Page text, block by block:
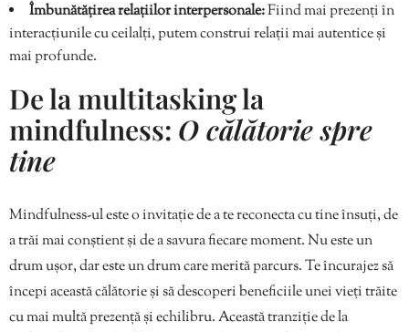
Îmbunătățirea relațiilor interpersonale:Fiind mai prezenți în
interacțiunile cu ceilalți, putem construi relații mai autentice și
mai profunde.
De la multitasking la
mindfulness: O călătorie spre
tine
Mindfulness-ul este o invitație de a te reconecta cu tine însuți, de
a trăi mai conștient și de a savura fiecare moment. Nu este un
drum ușor, dar este un drum care merită parcurs. Te încurajez să
începi această călătorie și să descoperi beneficiile unei vieți trăite
cu mai multă prezență și echilibru. Această tranziție de la